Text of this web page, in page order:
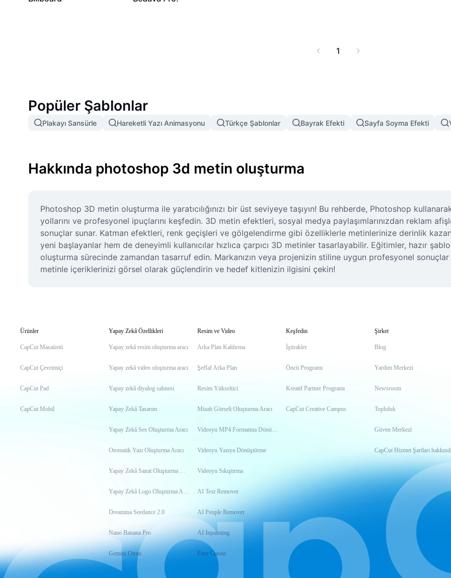
1
Popüler Şablonlar
Plakayı Sansürle Hareketli Yazı Animasyonu Türkçe Şablonlar Bayrak Efekti Sayfa Soyma Efekti
Hakkında photoshop 3d metin oluşturma
Photoshop 3D metin oluşturma ile yaratıcılığınızı bir üst seviyeye taşıyın! Bu rehberde, Photoshop
yollarını ve profesyonel ipuçlarını keşfedin. 3D metin efektleri, sosyal medya paylaşımlarınızdan reklam
sonuçlar sunar. Katman efektleri, renk geçişleri ve gölgelendirme gibi özelliklerle metinlerinize derinlik
yeni başlayanlar hem de deneyimli kullanıcılar hızlıca çarpıcı 3D metinler tasarlayabilir. Eğitimler, hazır
oluşturma sürecinde zamandan tasarruf edin. Markanızın veya projenizin stiline uygun profesyonel
metinle içeriklerinizi görsel olarak güçlendirin ve hedef kitlenizin ilgisini çekin!
Ürünler
CapCut Masaüstü
CapCut Çevrimiçi
CapCut Pad
CapCut Mobil
Yapay Zekâ Özellikleri
Yapay zekâ resim oluşturma aracı
Yapay zekâ video oluşturma aracı
Yapay zekâ diyalog sahnesi
Yapay Zekâ Tasarım
Yapay Zekâ Ses Oluşturma Aracı
Otomatik Yazı Oluşturma Aracı
Yapay Zekâ Sanat Oluşturma Aracı
Yapay Zekâ Logo Oluşturma Aracı
Dreamina Seedance 2.0
Nano Banana Pro
Gemini Omni
Resim ve Video
Arka Plan Kaldırma
Şeffaf Arka Plan
Resim Yükseltici
Mizah Görseli Oluşturma Aracı
Videoyu MP4 Formatına Dönüştürme
Videoyu Yazıya Dönüştürme
Videoyu Sıkıştırma
AI Text Remover
AI People Remover
AI Inpainting
Face Cutout
Keşfedin
İştirakler
Öncü Programı
Kreatif Partner Programı
CapCut Creative Campus
Şirket
Blog
Yardım Merkezi
Newsroom
Topluluk
Güven Merkezi
CapCut Hizmet Şartları